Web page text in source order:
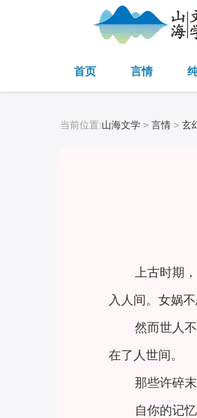
首页 言情
当前位置:山海文学 > 言情 > 玄
上古时期
入人间。女娲
然而世人
在了人世间。
那些许碎
自你的记